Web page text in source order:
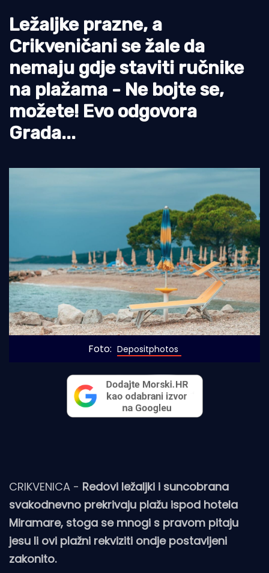
Pomorstvo
Ribolov
Ekologija
Tradicija i kultura
Ležaljke prazne, a
Crikveničani se žale da
nemaju gdje staviti ručnike
na plažama - Ne bojte se,
možete! Evo odgovora
Grada...
Foto: Depositphotos
CRIKVENICA - Redovi ležaljki i suncobrana
svakodnevno prekrivaju plažu ispod hotela
Miramare, stoga se mnogi s pravom pitaju
jesu li ovi plažni rekviziti ondje postavljeni
zakonito.